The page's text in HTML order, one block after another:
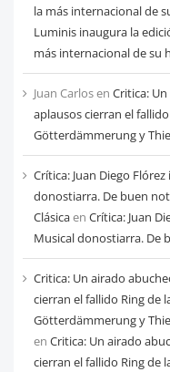
la más internacional de
Luminis inaugura la
más internacional de su
Juan Carlosen Critica:
aplausos cierran el
Götterdämmerung y
Crítica: Juan Diego
donostiarra. De buen
Clásicaen Crítica: Juan
Musical donostiarra. De
Critica: Un airado
cierran el fallido Ring de
Götterdämmerung y
en Critica: Un airado
cierran el fallido Ring de